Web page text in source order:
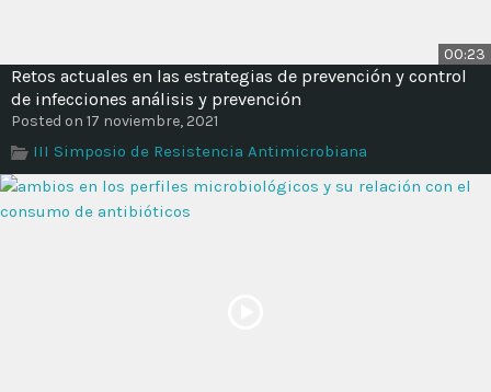
00:23
Retos actuales en las estrategias de prevención y control
de infecciones análisis y prevención
Posted on 17 noviembre, 2021
III Simposio de Resistencia Antimicrobiana